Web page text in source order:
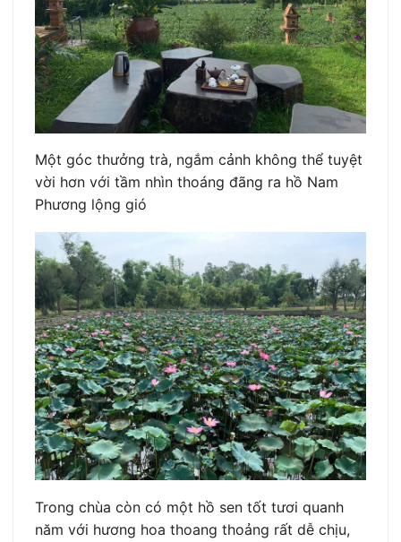
Một góc thưởng trà, ngắm cảnh không thể tuyệt
vời hơn với tầm nhìn thoáng đãng ra hồ Nam
Phương lộng gió
Trong chùa còn có một hồ sen tốt tươi quanh
năm với hương hoa thoang thoảng rất dễ chịu,